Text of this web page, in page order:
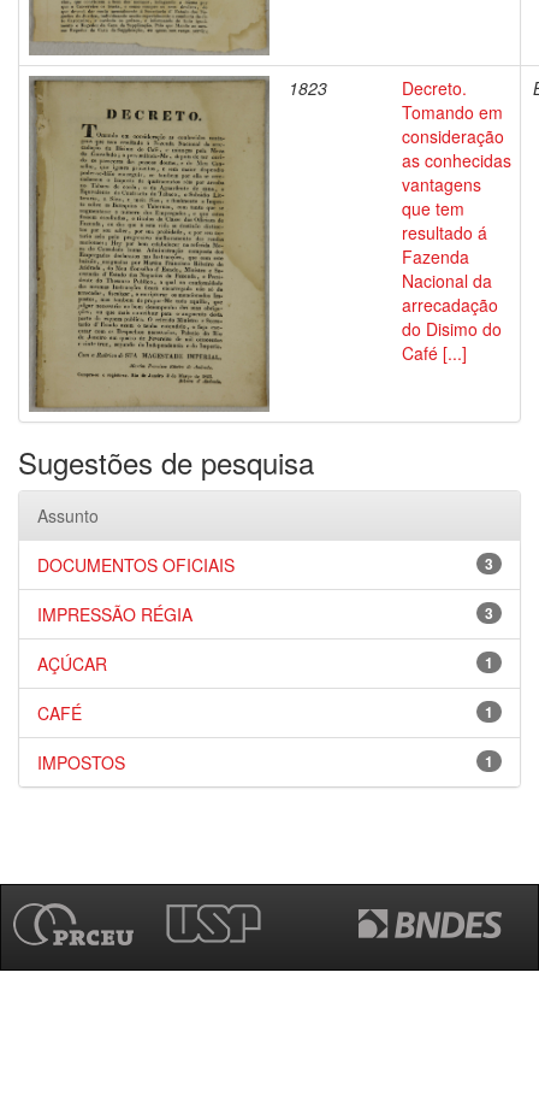
1823
Decreto.
Tomando em
consideração
as conhecidas
vantagens
que tem
resultado á
Fazenda
Nacional da
arrecadação
do Disimo do
Café [...]
Sugestões de pesquisa
Assunto
3
DOCUMENTOS OFICIAIS
3
IMPRESSÃO RÉGIA
1
AÇÚCAR
1
CAFÉ
1
IMPOSTOS